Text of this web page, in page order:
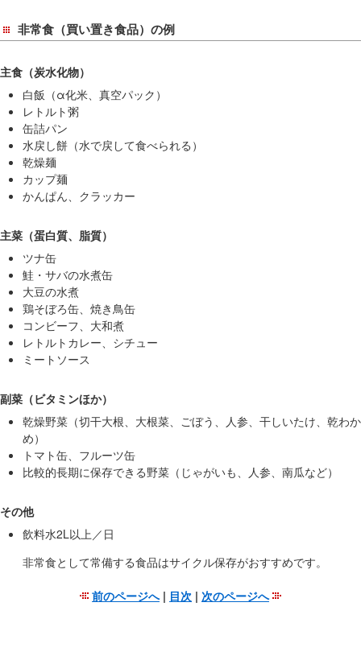
サ
ド
メ
ニ
ュ
ー
へ
移
動
ま
す
非常食（買い置き食品）の例
主食（炭水化物）
白飯（α化米、真空パック）
レトルト粥
缶詰パン
水戻し餅（水で戻して食べられる）
乾燥麺
カップ麺
かんぱん、クラッカー
主菜（蛋白質、脂質）
ツナ缶
鮭・サバの水煮缶
大豆の水煮
鶏そぼろ缶、焼き鳥缶
コンビーフ、大和煮
レトルトカレー、シチュー
ミートソース
副菜（ビタミンほか）
乾燥野菜（切干大根、大根菜、ごぼう、人参、干しいたけ、乾わか
め）
トマト缶、フルーツ缶
比較的長期に保存できる野菜（じゃがいも、人参、南瓜など）
その他
飲料水2L以上／日
非常食として常備する食品はサイクル保存がおすすめです。
前のページへ| 目次 | 次のページへ